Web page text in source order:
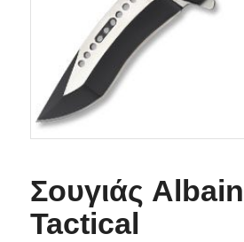
Σουγιάς
Tactical